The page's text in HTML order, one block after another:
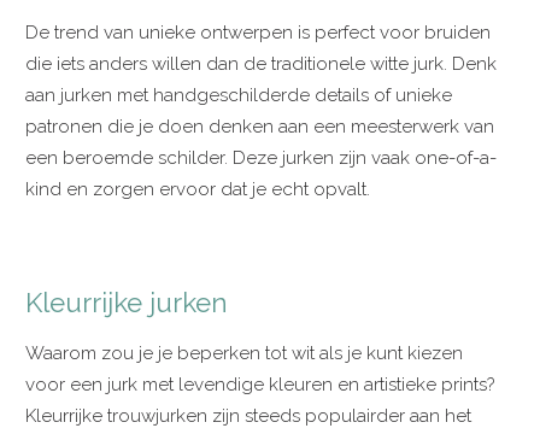
De trend van unieke ontwerpen is perfect voor bruiden
die iets anders willen dan de traditionele witte jurk. Denk
aan jurken met handgeschilderde details of unieke
patronen die je doen denken aan een meesterwerk van
een beroemde schilder. Deze jurken zijn vaak one-of-a-
kind en zorgen ervoor dat je echt opvalt.
Kleurrijke jurken
Waarom zou je je beperken tot wit als je kunt kiezen
voor een jurk met levendige kleuren en artistieke prints?
Kleurrijke trouwjurken zijn steeds populairder aan het